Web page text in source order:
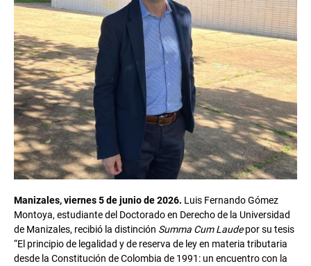
Manizales, viernes 5 de junio de 2026. Luis Fernando Gómez
Montoya, estudiante del Doctorado en Derecho de la Universidad
de Manizales, recibió la distinción Summa Cum Laudepor su tesis
“El principio de legalidad y de reserva de ley en materia tributaria
desde la Constitución de Colombia de 1991: un encuentro con la